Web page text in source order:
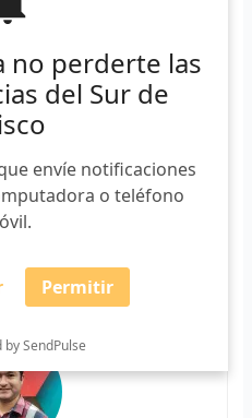
no perderte las
del Sur de
envíe notificaciones
o teléfono
Permitir
by SendPulse
Abogado hay cuatro.
tiene 17 cupos
Trabajo Social tiene 8;
Civil y Emergencias, 9, y
en el CUSur, deben
de Ingreso del Campus